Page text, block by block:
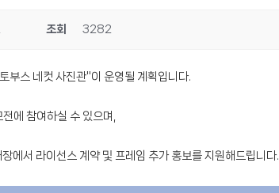
조회 3282
스 네컷 사진관"이 운영될 계획입니다.
에 참여하실 수 있으며,
에서 라이선스 계약 및 프레임 추가 홍보를 지원해드립니다.